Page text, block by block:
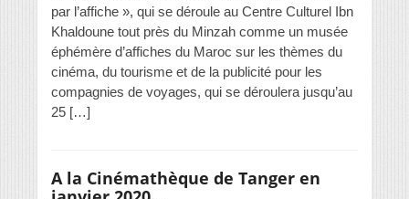
par l’affiche », qui se déroule au Centre Culturel Ibn
Khaldoune tout près du Minzah comme un musée
éphémère d’affiches du Maroc sur les thèmes du
cinéma, du tourisme et de la publicité pour les
compagnies de voyages, qui se déroulera jusqu’au
25 […]
A la Cinémathèque de Tanger en